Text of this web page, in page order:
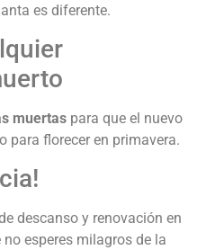
es diferente.
muertas para que el nuevo
para florecer en primavera.
descanso y renovación en
esperes milagros de la